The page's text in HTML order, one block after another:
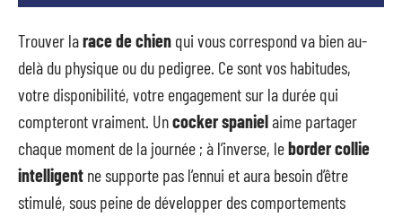
Trouver larace de chien qui vous correspond va bien au-
delà du physique ou du pedigree. Ce sont vos habitudes,
votre disponibilité, votre engagement sur la durée qui
compteront vraiment. Uncocker spanielaime partager
chaque moment de la journée ; à l’inverse, leborder collie
intelligent ne supporte pas l’ennui et aura besoin d’être
stimulé, sous peine de développer des comportements